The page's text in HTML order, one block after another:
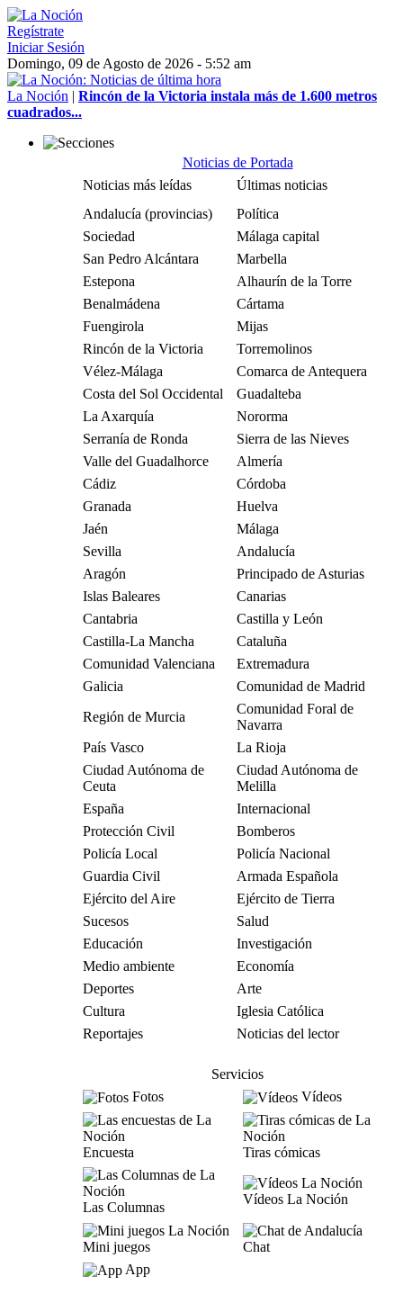
Regístrate
Iniciar Sesión
Domingo, 09 de Agosto de 2026 - 5:52 am
La Noción | Rincón de la Victoria instala más de 1.600 metros
cuadrados...
Noticias de Portada
Noticias más leídas
Últimas noticias
Andalucía (provincias)
Política
Sociedad
Málaga capital
San Pedro Alcántara
Marbella
Estepona
Alhaurín de la Torre
Benalmádena
Cártama
Fuengirola
Mijas
Rincón de la Victoria
Torremolinos
Vélez-Málaga
Comarca de Antequera
Costa del Sol Occidental
Guadalteba
La Axarquía
Nororma
Serranía de Ronda
Sierra de las Nieves
Valle del Guadalhorce
Almería
Cádiz
Córdoba
Granada
Huelva
Jaén
Málaga
Sevilla
Andalucía
Aragón
Principado de Asturias
Islas Baleares
Canarias
Cantabria
Castilla y León
Castilla-La Mancha
Cataluña
Comunidad Valenciana
Extremadura
Galicia
Comunidad de Madrid
Región de Murcia
Comunidad Foral de
Navarra
País Vasco
La Rioja
Ciudad Autónoma de
Ceuta
Ciudad Autónoma de
Melilla
España
Internacional
Protección Civil
Bomberos
Policía Local
Policía Nacional
Guardia Civil
Armada Española
Ejército del Aire
Ejército de Tierra
Sucesos
Salud
Educación
Investigación
Medio ambiente
Economía
Deportes
Arte
Cultura
Iglesia Católica
Reportajes
Noticias del lector
Servicios
Fotos
Vídeos
Encuesta Tiras cómicas
Las Columnas
Vídeos La Noción
Mini juegos
Chat
App